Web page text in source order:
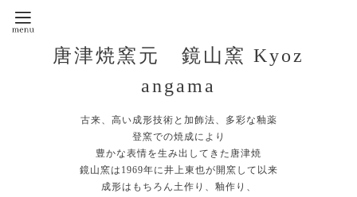
唐津焼窯元 鏡山窯 Kyoz
angama
古来、高い成形技術と加飾法、多彩な釉薬
登窯での焼成により
豊かな表情を生み出してきた唐津焼
鏡山窯は1969年に井上東也が開窯して以来
成形はもちろん土作り、釉作り、